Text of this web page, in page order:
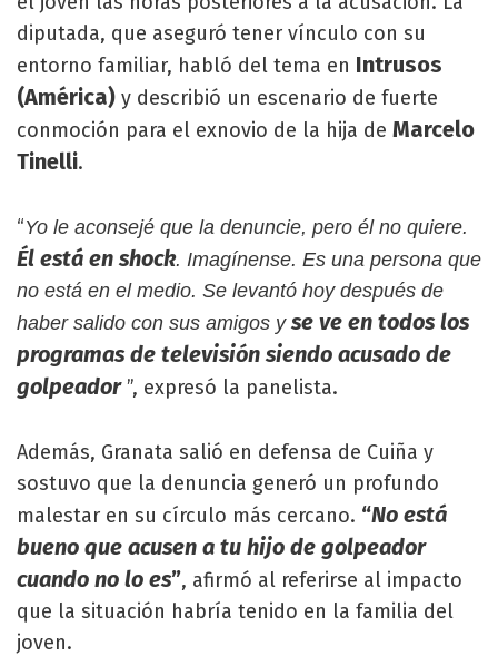
diputada, que aseguró tener vínculo con su
entorno familiar, habló del tema en Intrusos
(América) y describió un escenario de fuerte
conmoción para el exnovio de la hija de Marcelo
Tinelli.
“Yo le aconsejé que la denuncie, pero él no quiere.
Él está en shock. Imagínense. Es una persona que
no está en el medio. Se levantó hoy después de
haber salido con sus amigos y se ve en todos los
programas de televisión siendo acusado de
golpeador”, expresó la panelista.
Además, Granata salió en defensa de Cuiña y
sostuvo que la denuncia generó un profundo
malestar en su círculo más cercano. “No está
bueno que acusen a tu hijo de golpeador
cuando no lo es”, afirmó al referirse al impacto
que la situación habría tenido en la familia del
joven.